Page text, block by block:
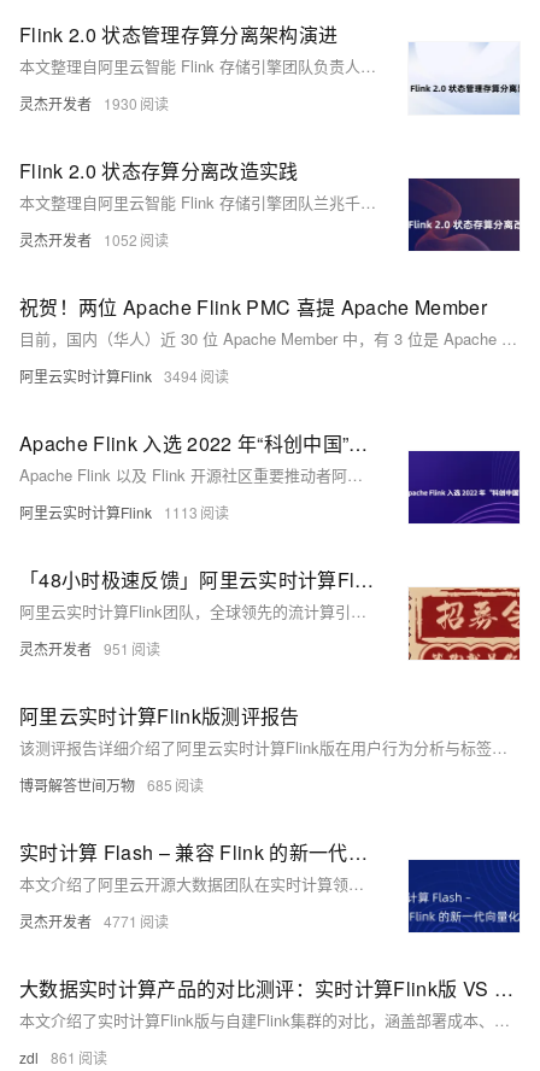
Flink 2.0 状态管理存算分离架构演进
本文整理自阿里云智能 Flink 存储引擎团队负责人梅源在 Flink Forward Asia 2023 的分享，梅源结合阿里内部的实践，分享了状态管理的演进和 Flink 2.0 存算分离架构的选型。
灵杰开发者 1930
Flink 2.0 状态存算分离改造实践
本文整理自阿里云智能 Flink 存储引擎团队兰兆千在 FFA 2023 核心技术（一）中 的分享，内容关于 Flink 2.0 状态存算分离改造实践的研究。
灵杰开发者 1052
祝贺！两位 Apache Flink PMC 喜提 Apache Member
目前，国内（华人）近 30 位 Apache Member 中，有 3 位是 Apache Flink 的核心贡献者。他们热爱开源也为开源贡献，不仅积极参与社区与其他 PMC 成员共同规划、主导 Apache Flink 的发展，更活跃在多个开源项目，持续为开源社区做贡献。
阿里云实时计算Flink 3494
Apache Flink 入选 2022 年“科创中国”开源创新榜
Apache Flink 以及 Flink 开源社区重要推动者阿里巴巴，分别入选开源创新榜“开源产品”和“开源机构”。
阿里云实时计算Flink 1113
「48小时极速反馈」阿里云实时计算Flink广招天下英雄
阿里云实时计算Flink团队，全球领先的流计算引擎缔造者，支撑双11万亿级数据处理，推动Apache Flink技术发展。现招募Flink执行引擎、存储引擎、数据通道、平台管控及产品经理人才，地点覆盖北京、杭州、上海。技术深度参与开源核心，打造企业级实时计算解决方案，助力全球企业实现毫秒洞察。
灵杰开发者 951
阿里云实时计算Flink版测评报告
该测评报告详细介绍了阿里云实时计算Flink版在用户行为分析与标签画像中的应用实践，展示了其毫秒级的数据处理能力和高效的开发流程。报告还全面评测了该服务在稳定性、性能、开发运维及安全性方面的卓越表现，并对比自建Flink集群的优势。最后，报告评估了其成本效益，强调了其灵活扩展性和高投资回报率，适合各类实时数据处理需求。
博哥解答世间万物 685
实时计算 Flash – 兼容 Flink 的新一代向量化流计算引擎
本文介绍了阿里云开源大数据团队在实时计算领域的最新成果——向量化流计算引擎Flash。文章主要内容包括：Apache Flink 成为业界流计算标准、Flash 核心技术解读、性能测试数据以及在阿里巴巴集团的落地效果。Flash 是一款完全兼容 Apache Flink 的新一代流计算引擎，通过向量化技术和 C++ 实现，大幅提升了性能和成本效益。
灵杰开发者 4771
大数据实时计算产品的对比测评：实时计算Flink版 VS 自建Flink集群
本文介绍了实时计算Flink版与自建Flink集群的对比，涵盖部署成本、性能表现、易用性和企业级能力等方面。实时计算Flink版作为全托管服务，显著降低了运维成本，提供了强大的集成能力和弹性扩展，特别适合中小型团队和业务波动大的场景。文中还提出了改进建议，并探讨了与其他产品的联动可能性。总结指出，实时计算Flink版在简化运维、降低成本和提升易用性方面表现出色，是大数据实时计算的优选方案。
zdl 861